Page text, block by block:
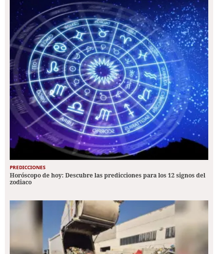
PREDICCIONES
Horóscopo de hoy: Descubre las predicciones para los 12 signos del
zodiaco